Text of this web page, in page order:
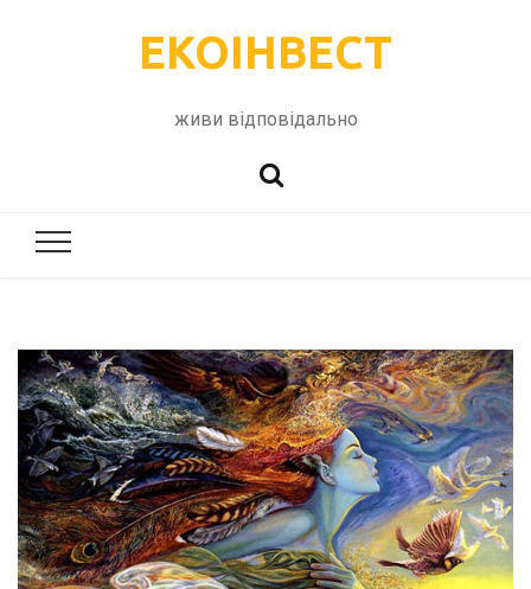
ЕКОІНВЕСТ
живи відповідально